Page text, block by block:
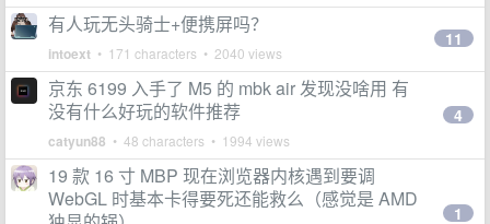
有人玩无头骑士+便携屏吗？
intoext • 171 characters • 2040 views
11
京东 6199 入手了 M5 的 mbk air 发现没啥用 有
没有什么好玩的软件推荐
catyun88 • 48 characters • 1994 views
4
19 款 16 寸 MBP 现在浏览器内核遇到要调
WebGL 时基本卡得要死还能救么（感觉是 AMD
1